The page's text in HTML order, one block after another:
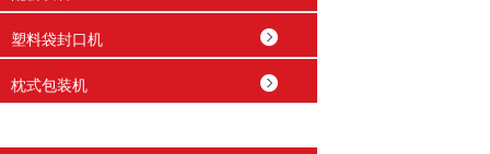
塑料袋封口机
枕式包装机